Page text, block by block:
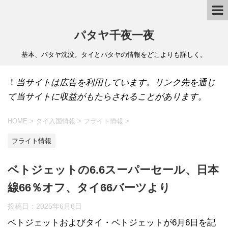
パタヤ千夜一夜
基本、パタヤ沈没。タイとパタヤの情報をどこよりも詳しく。
！ 当サイトは広告を利用しています。リンク先を通じ
て当サイトに収益がもたらされることがあります。
HOME > タイ入国情報 > フライト情報 >
フライト情報
ベトジェットの6.6スーパーセール、日本
線66％オフ、タイ66バーツより
投稿日： 2025年6月6日
ベトジェットおよびタイ・ベトジェットが6月6日を記